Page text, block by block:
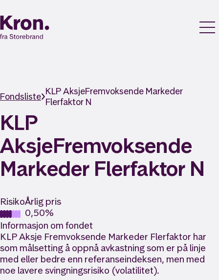
Fondsliste KLP AksjeFremvoksende Markeder
Flerfaktor N
KLP
AksjeFremvoksende
Markeder Flerfaktor N
RisikoÅrlig pris
0,50%
Informasjon om fondet
KLP Aksje Fremvoksende Markeder Flerfaktor har
som målsetting å oppnå avkastning som er på linje
med eller bedre enn referanseindeksen, men med
noe lavere svingningsrisiko (volatilitet).